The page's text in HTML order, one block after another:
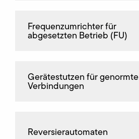
Frequenz­umrichter für
abgesetzten Betrieb (FU)
Gerätestutzen für genormte
Verbindungen
Reversierautomaten